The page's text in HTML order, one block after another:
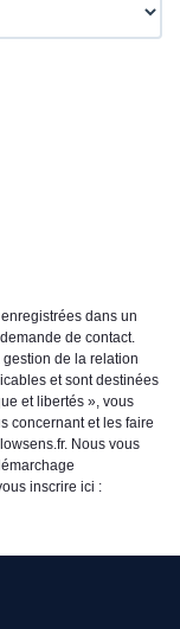
dans un
de contact.
de la relation
et sont destinées
et libertés », vous
concernant et les faire
Nous vous
inscrire ici :